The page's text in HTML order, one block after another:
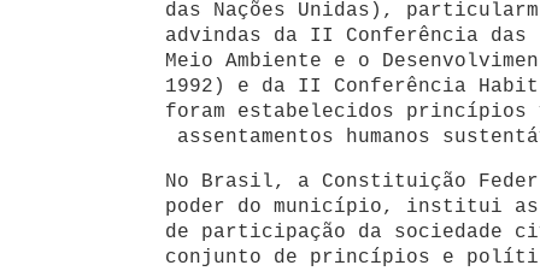
das Nações Unidas),
advindas da II Conferência das
Meio Ambiente e o
1992) e da II Conferência
foram estabelecidos princípios
assentamentos humanos
No Brasil, a Constituição
poder do município, institui as
de participação da sociedade
conjunto de princípios e